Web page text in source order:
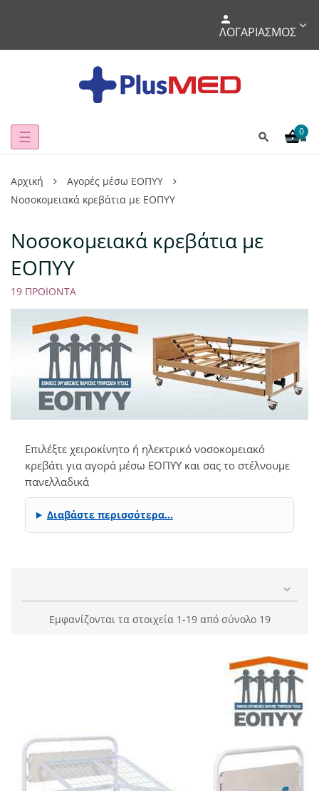
ΛΟΓΑΡΙΑΣΜΌΣ
Toggle
☰ 0
Αρχική
Αγορές μέσω ΕΟΠΥΥ
Νοσοκομειακά κρεβάτια με ΕΟΠΥΥ
Νοσοκομειακά κρεβάτια με
ΕΟΠΥΥ
19 ΠΡΟΪΌΝΤΑ
Επιλέξτε χειροκίνητο ή ηλεκτρικό νοσοκομειακό
κρεβάτι για αγορά μέσω ΕΟΠΥΥ και σας το στέλνουμε
πανελλαδικά
Διαβάστε περισσότερα…

Εμφανίζονται τα στοιχεία 1-19 από σύνολο 19